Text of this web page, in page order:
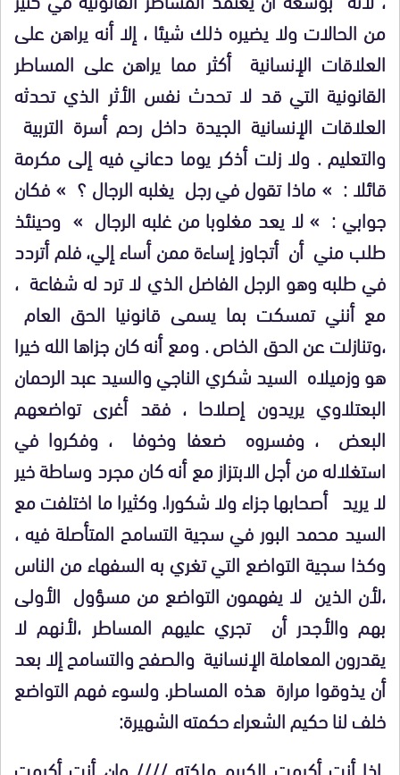
من الحالات ولا يضيره ذلك شيئا ، إلا أنه يراهن على
العلاقات الإنسانية أكثر مما يراهن على المساطر
القانونية التي قد لا تحدث نفس الأثر الذي تحدثه
العلاقات الإنسانية الجيدة داخل رحم أسرة التربية
والتعليم . ولا زلت أذكر يوما دعاني فيه إلى مكرمة
قائلا : » ماذا تقول في رجل يغلبه الرجال ؟ » فكان
جوابي : » لا يعد مغلوبا من غلبه الرجال » وحينئذ
طلب مني أن أتجاوز إساءة ممن أساء إلي، فلم أتردد
في طلبه وهو الرجل الفاضل الذي لا ترد له شفاعة ،
مع أنني تمسكت بما يسمى قانونيا الحق العام
،وتنازلت عن الحق الخاص . ومع أنه كان جزاها الله خيرا
هو وزميلاه السيد شكري الناجي والسيد عبد الرحمان
البعتلاوي يريدون إصلاحا ، فقد أغرى تواضعهم
البعض ، وفسروه ضعفا وخوفا ، وفكروا في
استغلاله من أجل الابتزاز مع أنه كان مجرد وساطة خير
لا يريد أصحابها جزاء ولا شكورا. وكثيرا ما اختلفت مع
السيد محمد البور في سجية التسامح المتأصلة فيه ،
وكذا سجية التواضع التي تغري به السفهاء من الناس
،لأن الذين لا يفهمون التواضع من مسؤول الأولى
بهم والأجدر أن تجري عليهم المساطر ،لأنهم لا
يقدرون المعاملة الإنسانية والصفح والتسامح إلا بعد
أن يذوقوا مرارة هذه المساطر. ولسوء فهم التواضع
خلف لنا حكيم الشعراء حكمته الشهيرة: